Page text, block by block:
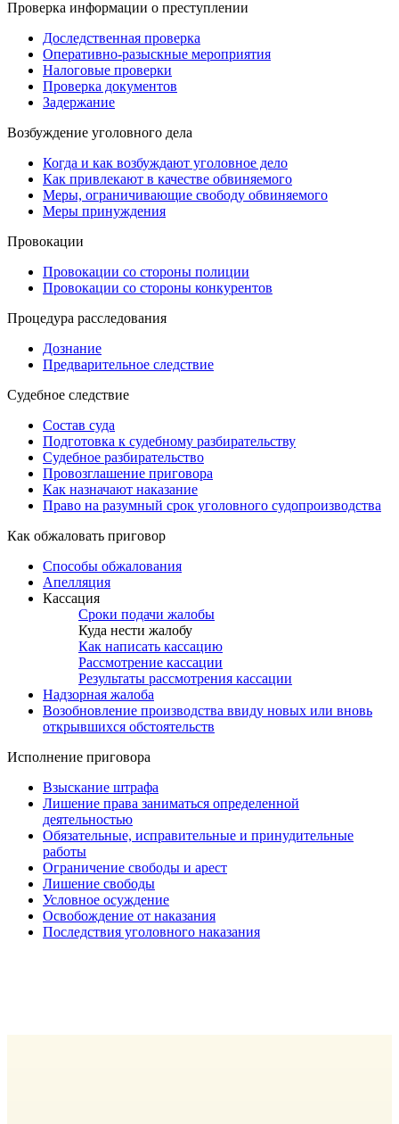
Проверка информации о преступлении
Доследственная проверка
Оперативно-разыскные мероприятия
Налоговые проверки
Проверка документов
Задержание
Возбуждение уголовного дела
Когда и как возбуждают уголовное дело
Как привлекают в качестве обвиняемого
Меры, ограничивающие свободу обвиняемого
Меры принуждения
Провокации
Провокации со стороны полиции
Провокации со стороны конкурентов
Процедура расследования
Дознание
Предварительное следствие
Судебное следствие
Состав суда
Подготовка к судебному разбирательству
Судебное разбирательство
Провозглашение приговора
Как назначают наказание
Право на разумный срок уголовного судопроизводства
Как обжаловать приговор
Способы обжалования
Апелляция
Кассация
Сроки подачи жалобы
Куда нести жалобу
Как написать кассацию
Рассмотрение кассации
Результаты рассмотрения кассации
Надзорная жалоба
Возобновление производства ввиду новых или вновь
открывшихся обстоятельств
Исполнение приговора
Взыскание штрафа
Лишение права заниматься определенной
деятельностью
Обязательные, исправительные и принудительные
работы
Ограничение свободы и арест
Лишение свободы
Условное осуждение
Освобождение от наказания
Последствия уголовного наказания